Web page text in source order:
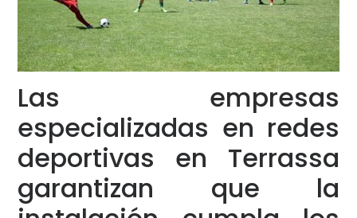
Las empresas
especializadas en redes
deportivas en Terrassa
garantizan que la